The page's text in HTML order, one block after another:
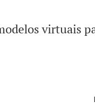
virtuais